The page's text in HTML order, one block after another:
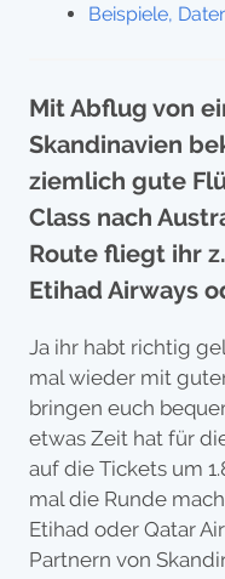
Beispiele,
Mit Abflug von
Skandinavien
ziemlich gute
Class nach
Route fliegt ihr
Etihad Airways
Ja ihr habt richtig
mal wieder mit
bringen euch
etwas Zeit hat für
auf die Tickets um
mal die Runde
Etihad oder Qatar
Partnern von